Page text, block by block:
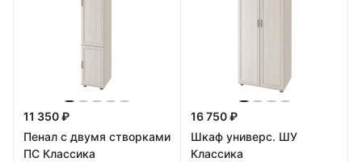
11 350 ₽
Пенал с двумя створками
ПС Классика
16 750 ₽
Шкаф универс. ШУ
Классика